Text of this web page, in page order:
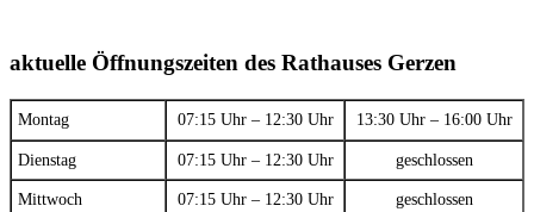
aktuelle Öffnungszeiten des Rathauses Gerzen
Montag 07:15 Uhr – 12:30 Uhr 13:30 Uhr – 16:00 Uhr
Dienstag 07:15 Uhr – 12:30 Uhr geschlossen
Mittwoch 07:15 Uhr – 12:30 Uhr geschlossen